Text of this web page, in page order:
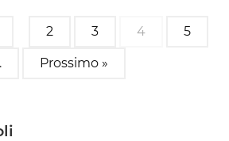
2 3 4 5
Prossimo »